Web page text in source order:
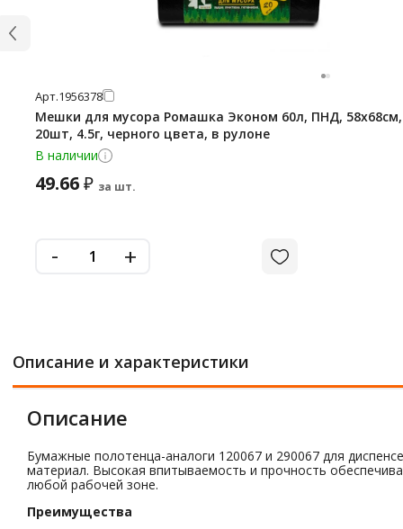
Арт.1956378
Мешки для мусора Ромашка Эконом 60л, ПНД,
20шт, 4.5г, черного цвета, в рулоне
В наличии
49.66₽ за шт.
- +
Описание и характеристики
Описание
Бумажные полотенца-аналоги 120067 и 290067 для
материал. Высокая впитываемость и прочность
любой рабочей зоне.
Преимущества